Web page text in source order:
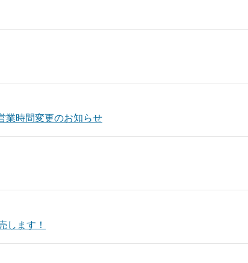
業時間変更のお知らせ
します！